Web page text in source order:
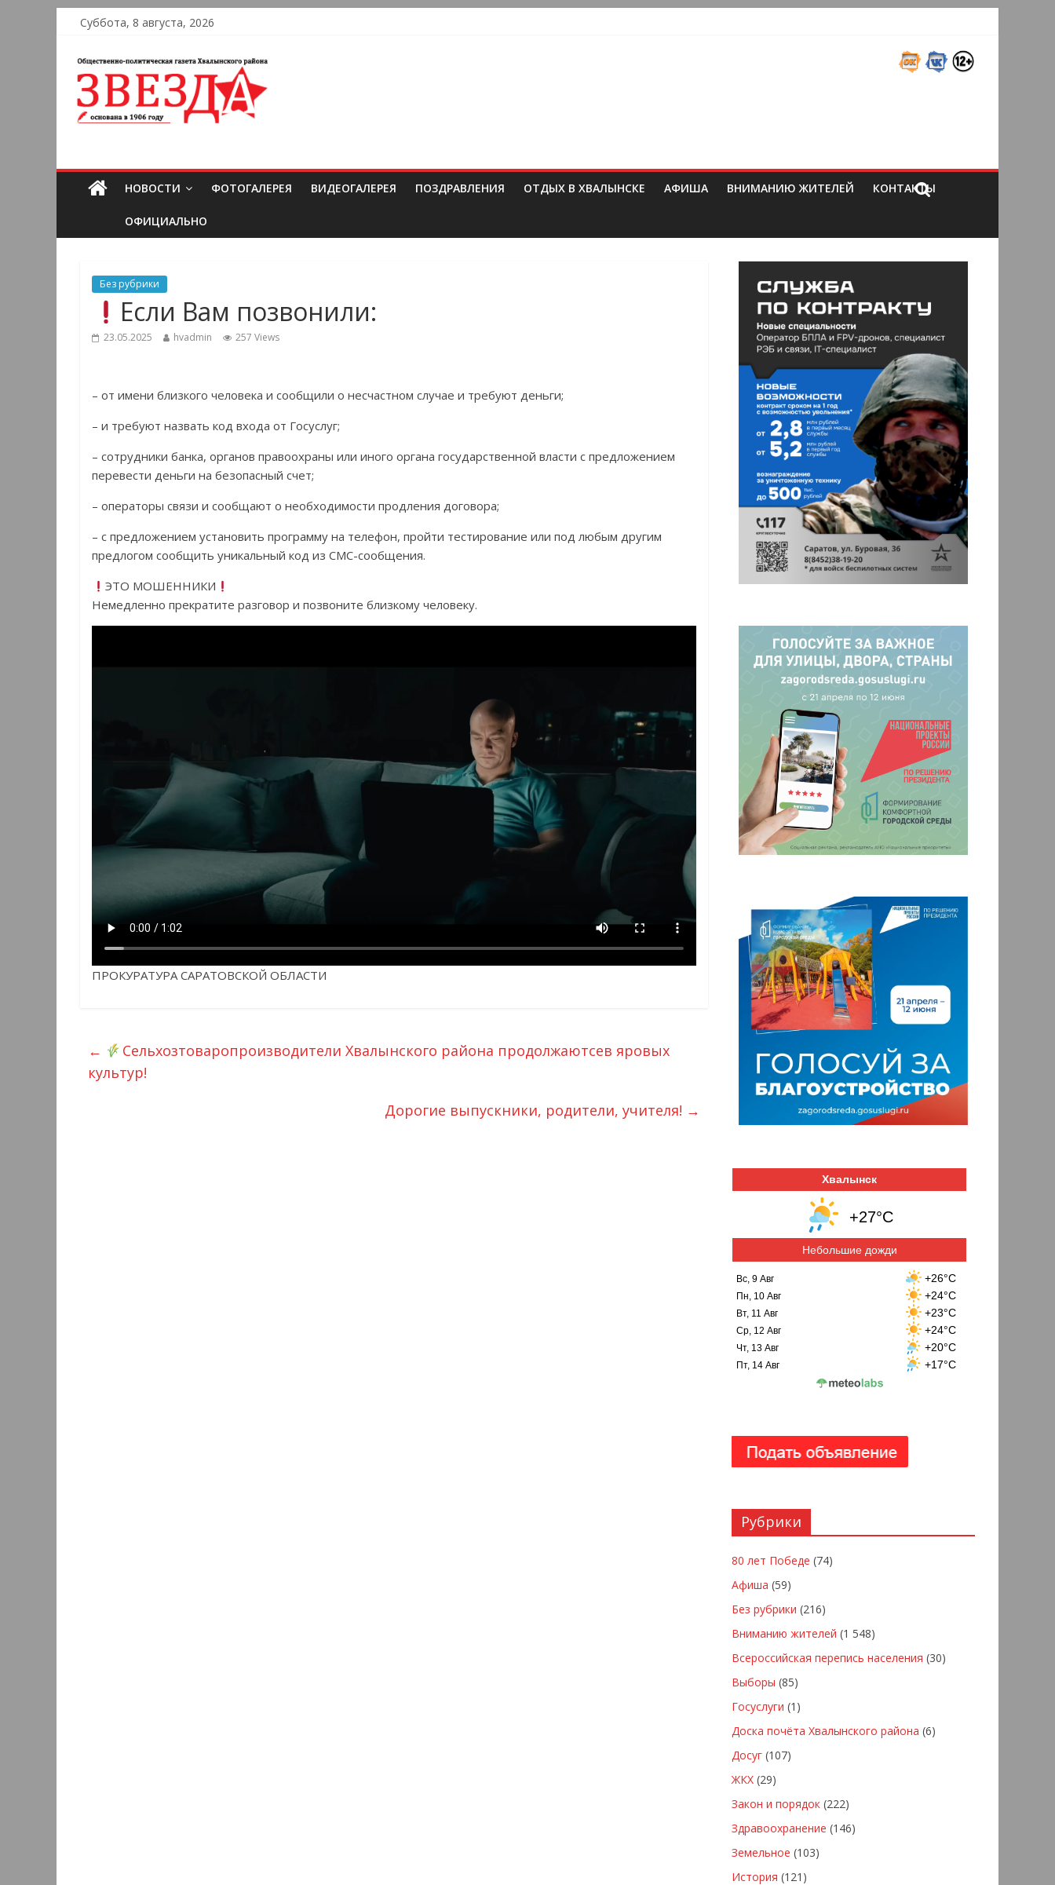
Суббота, 8 августа, 2026
НОВОСТИ ФОТОГАЛЕРЕЯ ВИДЕОГАЛЕРЕЯ ПОЗДРАВЛЕНИЯ ОТДЫХ В ХВАЛЫНСКЕ АФИША ВНИМАНИЮ ЖИТЕЛЕЙ КОНТАКТЫ
ОФИЦИАЛЬНО
Без рубрики
Если Вам позвонили:
23.05.2025 hvadmin 257 Views
– от имени близкого человека и сообщили о несчастном случае и требуют деньги;
– и требуют назвать код входа от Госуслуг;
– сотрудники банка, органов правоохраны или иного органа государственной власти с предложением
перевести деньги на безопасный счет;
– операторы связи и сообщают о необходимости продления договора;
– с предложением установить программу на телефон, пройти тестирование или под любым другим
предлогом сообщить уникальный код из СМС-сообщения.
ЭТО МОШЕННИКИ
Немедленно прекратите разговор и позвоните близкому человеку.
ПРОКУРАТУРА САРАТОВСКОЙ ОБЛАСТИ
←
Сельхозтоваропроизводители Хвалынского района продолжаютсев яровых
культур!
Дорогие выпускники, родители, учителя! →
Хвалынск
+27°C
Небольшие дожди
Вс, 9 Авг +26°C
Пн, 10 Авг +24°C
Вт, 11 Авг +23°C
Ср, 12 Авг +24°C
Чт, 13 Авг +20°C
Пт, 14 Авг +17°C
Рубрики
80 лет Победе (74)
Афиша (59)
Без рубрики (216)
Вниманию жителей (1 548)
Всероссийская перепись населения (30)
Выборы (85)
Госуслуги (1)
Доска почёта Хвалынского района (6)
Досуг (107)
ЖКХ (29)
Закон и порядок (222)
Здравоохранение (146)
Земельное (103)
История (121)